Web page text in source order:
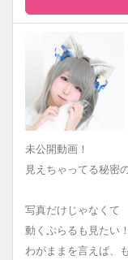
未公開動画！
見えちゃってる秘密
写真だけじゃなくて
動くぷらるも見たい！
わがままを言えば、